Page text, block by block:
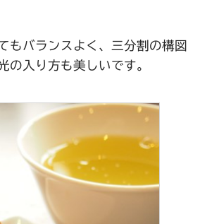
もバランスよく、三分割の構図
の入り方も美しいです。